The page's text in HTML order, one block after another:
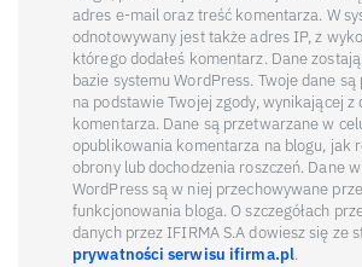
adres e-mail oraz treść komentarza. W
odnotowywany jest także adres IP, z
którego dodałeś komentarz. Dane
bazie systemu WordPress. Twoje dane
na podstawie Twojej zgody, wynikającej z
komentarza. Dane są przetwarzane w
opublikowania komentarza na blogu, jak
obrony lub dochodzenia roszczeń. Dane
WordPress są w niej przechowywane
funkcjonowania bloga. O szczegółach
danych przez IFIRMA S.A dowiesz się ze
prywatności serwisu ifirma.pl.